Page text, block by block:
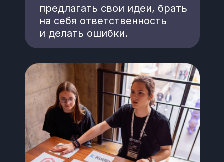
предлагать свои идеи, брать
на себя ответственность
и делать ошибки.